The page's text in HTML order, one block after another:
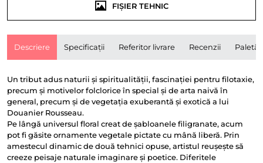
FIȘIER TEHNIC
Descriere Specificații Referitor livrare Recenzii Paletă
Un tribut adus naturii și spiritualității, fascinației pentru filotaxie,
precum și motivelor folclorice în special și de arta naivă în
general, precum și de vegetația exuberantă și exotică a lui
Douanier Rousseau.
Pe lângă universul floral creat de șabloanele filigranate, acum
pot fi găsite ornamente vegetale pictate cu mână liberă. Prin
amestecul dinamic de două tehnici opuse, artistul reușește să
creeze peisaje naturale imaginare și poetice. Diferitele